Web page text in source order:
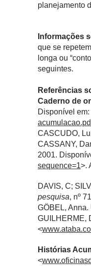
planejamento
Informações
que se
longa ou
seguintes.
Referências
Caderno de
Disponível em:
CASCUDO,
CASSANY,
2001.
sequence=1>.
DAVIS, C;
pesquisa, nº
GÖBEL, Anna.
GUILHERME,
<
Histórias
<